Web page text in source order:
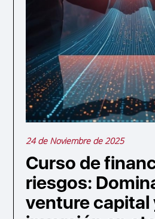
24 de Noviembre de 2025
Curso de
riesgos:
venture capital